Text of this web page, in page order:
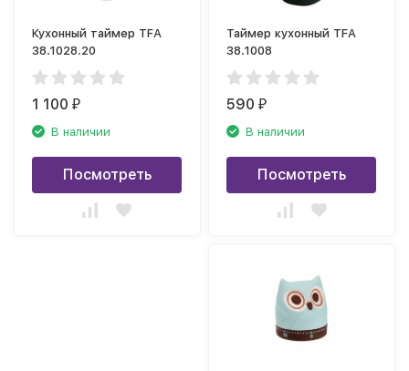
Кухонный таймер TFA
38.1028.20
1 100₽
В наличии
Посмотреть
Таймер кухонный TFA
38.1008
590₽
В наличии
Посмотреть